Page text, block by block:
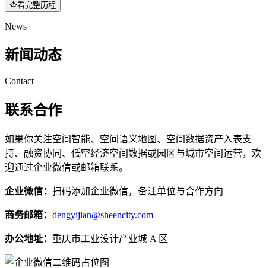
查看完整历程
News
新闻动态
Contact
联系合作
如果你关注空间智能、空间语义地图、空间数据资产入表支
持、融资协同、低空经济空间数据或园区与城市空间运营，欢
迎通过企业微信或邮箱联系。
企业微信： 扫码添加企业微信，备注单位与合作方向
商务邮箱： dengyijian@sheencity.com
办公地址： 重庆市工业设计产业城 A 区